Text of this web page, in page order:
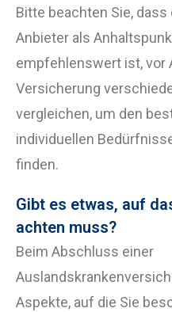
Bitte beachten Sie,
Anbieter als
empfehlenswert ist, vor
Versicherung
vergleichen, um den
individuellen
finden.
Gibt es etwas, auf
achten muss?
Beim Abschluss einer
Aspekte, auf die Sie